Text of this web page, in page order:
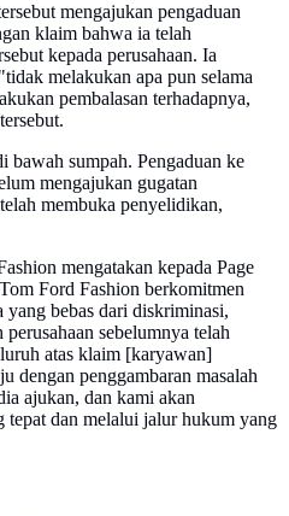
mengajukan pengaduan
klaim bahwa ia telah
kepada perusahaan. Ia
melakukan apa pun selama
pembalasan terhadapnya,
bawah sumpah. Pengaduan ke
mengajukan gugatan
membuka penyelidikan,
mengatakan kepada Page
Ford Fashion berkomitmen
bebas dari diskriminasi,
sebelumnya telah
atas klaim [karyawan]
dengan penggambaran masalah
ajukan, dan kami akan
tepat dan melalui jalur hukum yang